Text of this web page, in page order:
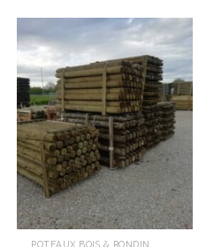
à
612,00€
POTEAUX BOIS & RONDIN